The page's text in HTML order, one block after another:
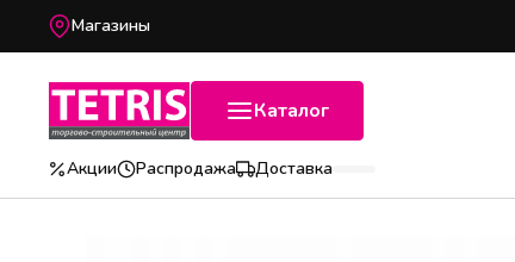
Магазины
Каталог
Акции
Распродажа Доставка